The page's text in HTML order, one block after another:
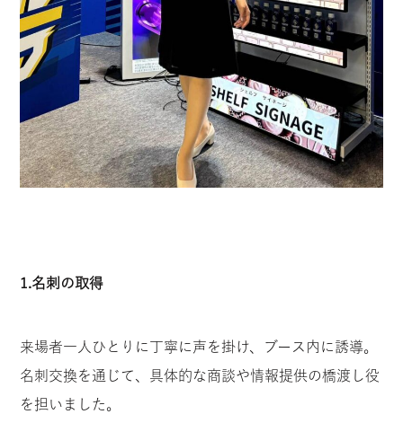
1.名刺の取得
来場者一人ひとりに丁寧に声を掛け、ブース内に誘導。
名刺交換を通じて、具体的な商談や情報提供の橋渡し役
を担いました。